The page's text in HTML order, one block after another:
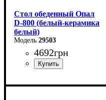
Стол обеденный Опал
D-800 (белый-керамика
белый)
29503
4692грн
Длина - 80 см